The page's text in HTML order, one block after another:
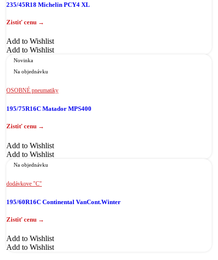
235/45R18 Michelin PCY4 XL
Add to Wishlist
Add to Wishlist
Novinka
Na objednávku
OSOBNÉ pneumatiky
195/75R16C Matador MPS400
Add to Wishlist
Add to Wishlist
Na objednávku
dodávkove "C"
195/60R16C Continental VanCont.Winter
Add to Wishlist
Add to Wishlist